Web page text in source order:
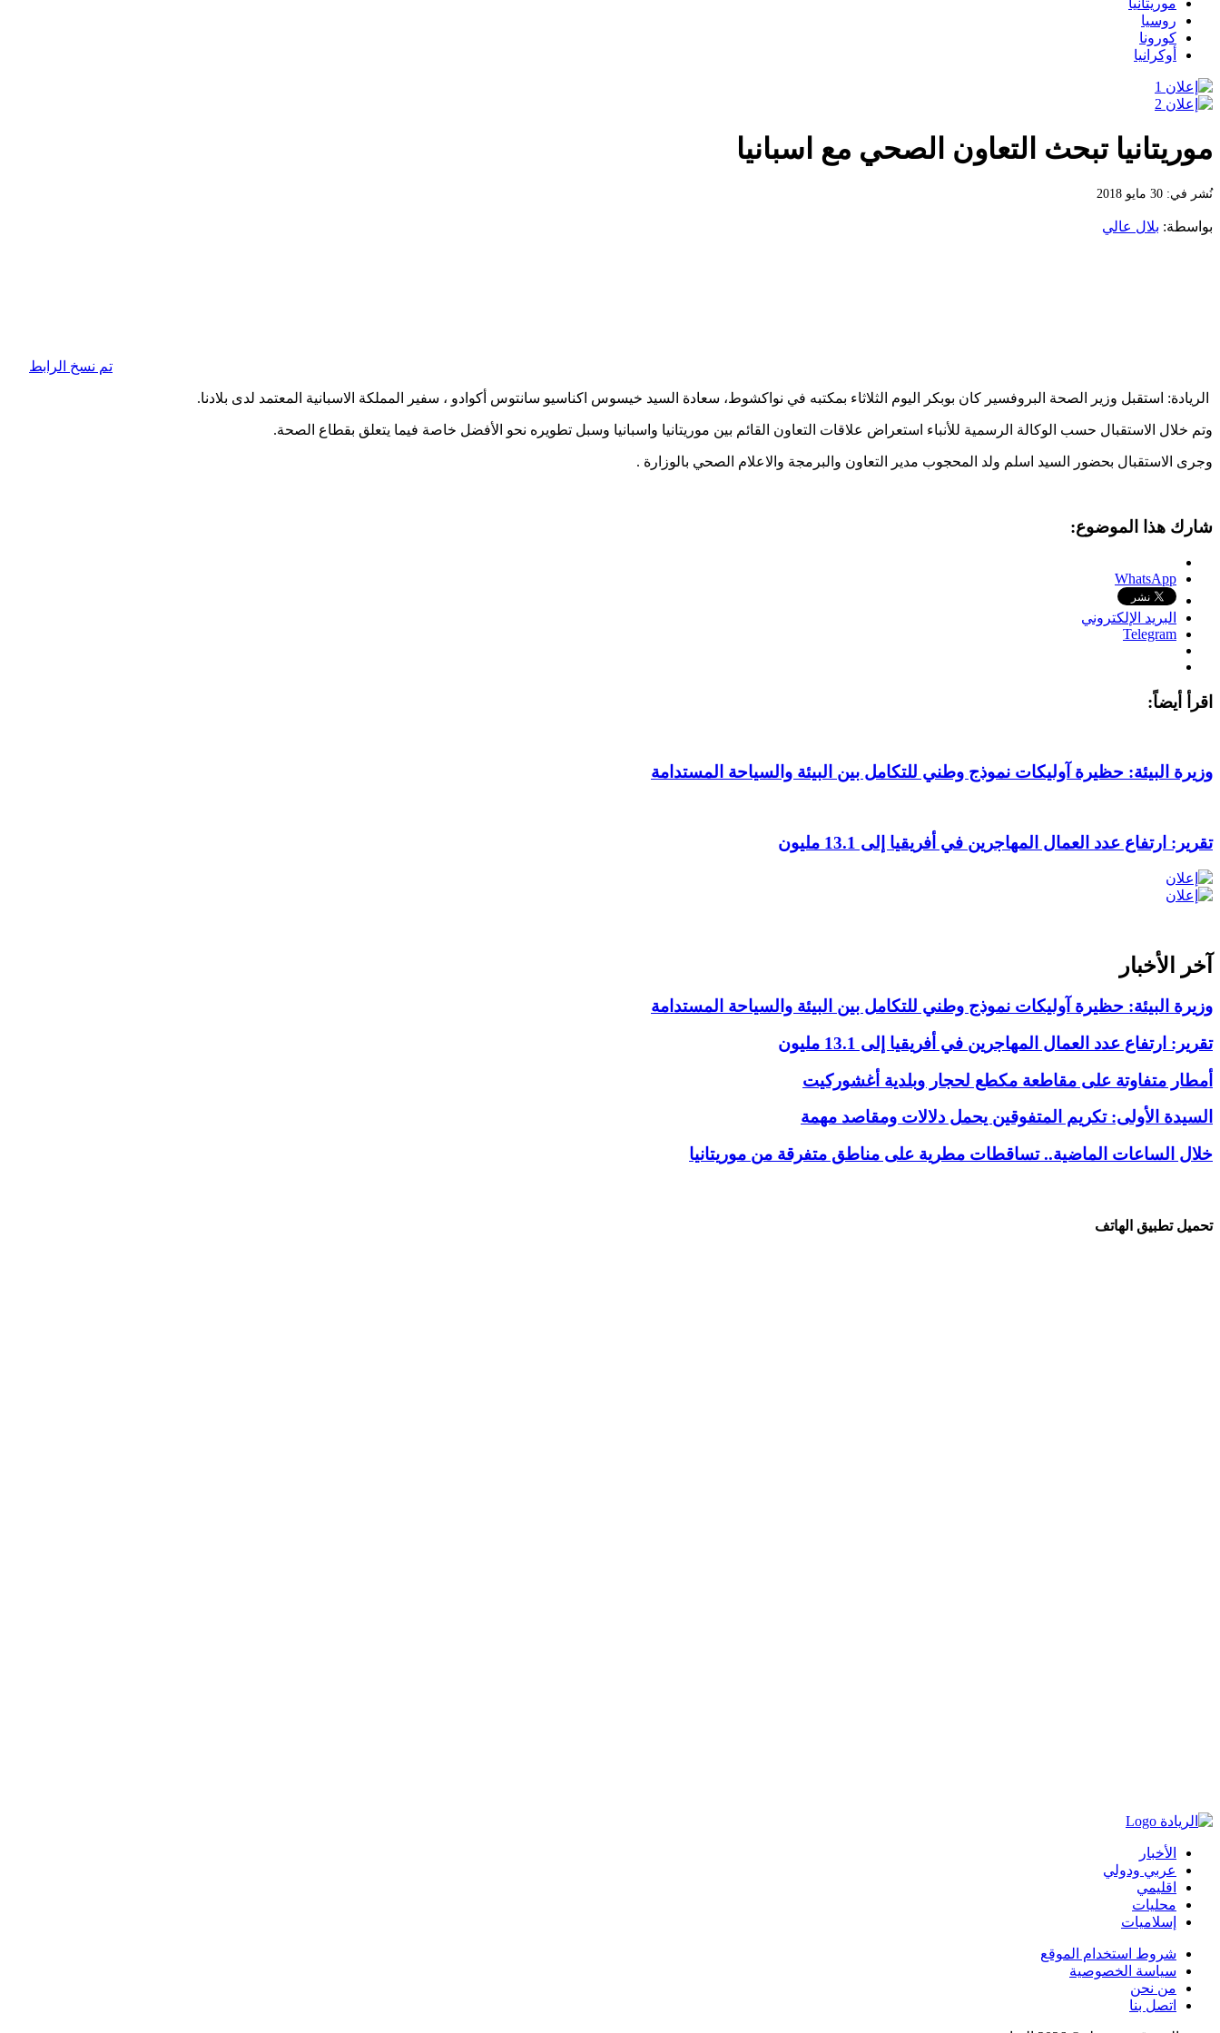
روسيا
كورونا
أوكرانيا
موريتانيا تبحث التعاون الصحي مع اسبانيا
نُشر في: 30 مايو 2018
بواسطة: بلال عالي
تم نسخ الرابط
الريادة: استقبل وزير الصحة البروفسير كان بوبكر اليوم الثلاثاء بمكتبه في نواكشوط، سعادة السيد خيسوس اكناسيو سانتوس أكوادو ، سفير المملكة الاسبانية المعتمد لدى بلادنا.
وتم خلال الاستقبال حسب الوكالة الرسمية للأنباء استعراض علاقات التعاون القائم بين موريتانيا واسبانيا وسبل تطويره نحو الأفضل خاصة فيما يتعلق بقطاع الصحة.
وجرى الاستقبال بحضور السيد اسلم ولد المحجوب مدير التعاون والبرمجة والاعلام الصحي بالوزارة .
شارك هذا الموضوع:
WhatsApp
البريد الإلكتروني
Telegram
اقرأ أيضاً:
وزيرة البيئة: حظيرة آوليكات نموذج وطني للتكامل بين البيئة والسياحة المستدامة
تقرير: ارتفاع عدد العمال المهاجرين في أفريقيا إلى 13.1 مليون
آخر الأخبار
وزيرة البيئة: حظيرة آوليكات نموذج وطني للتكامل بين البيئة والسياحة المستدامة
تقرير: ارتفاع عدد العمال المهاجرين في أفريقيا إلى 13.1 مليون
أمطار متفاوتة على مقاطعة مكطع لحجار وبلدية أغشوركيت
السيدة الأولى: تكريم المتفوقين يحمل دلالات ومقاصد مهمة
خلال الساعات الماضية.. تساقطات مطرية على مناطق متفرقة من موريتانيا
تحميل تطبيق الهاتف
الأخبار
عربي ودولي
اقليمي
محليات
إسلاميات
شروط استخدام الموقع
سياسة الخصوصية
من نحن
اتصل بنا